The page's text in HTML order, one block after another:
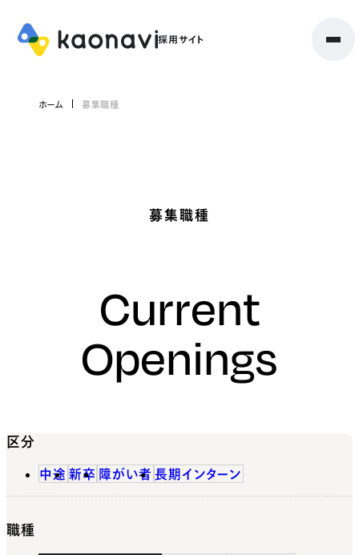
ホーム 募集職種
募集職種
Current
Openings
区分
中途 新卒 障がい者 長期インターン
職種